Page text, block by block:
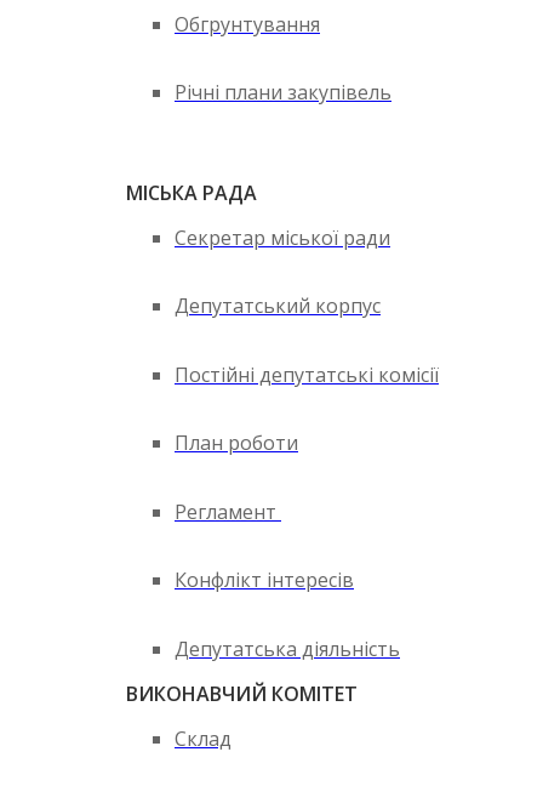
Обгрунтування
Річні плани закупівель
МІСЬКА РАДА
Секретар міської ради
Депутатський корпус
Постійні депутатські комісії
План роботи
Регламент
Конфлікт інтересів
Депутатська діяльність
ВИКОНАВЧИЙ КОМІТЕТ
Склад